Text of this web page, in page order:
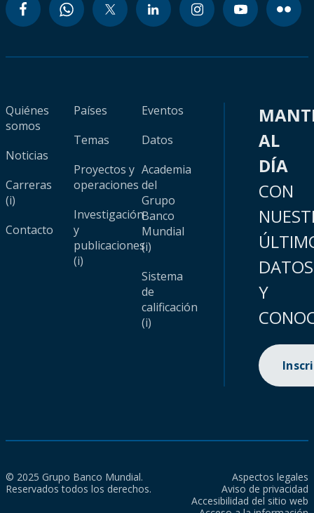
Quiénes
somos
Noticias
Carreras
(i)
Contacto
Países
Temas
Proyectos y
operaciones
Investigación
y
publicaciones
(i)
Eventos
Datos
Academia
del
Grupo
Banco
Mundial
(i)
Sistema
de
calificación
(i)
AL
DÍA
CON
DATOS
Y
© 2025 Grupo Banco Mundial.
Reservados todos los derechos.
Aspectos legales
Aviso de privacidad
Accesibilidad del sitio web